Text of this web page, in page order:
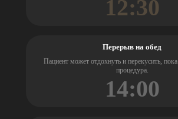
12:30
Перерыв на обед
Пациент может отдохнуть и перекусить,
процедура.
14:00